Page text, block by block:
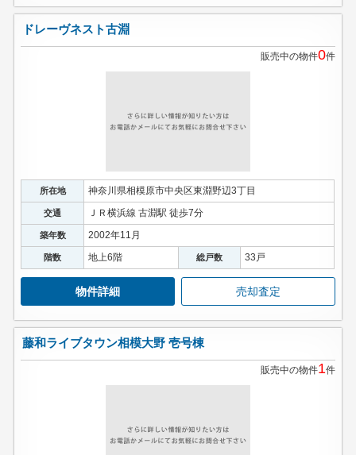
ドレーヴネスト古淵
販売中の物件0件
所在地 神奈川県相模原市中央区東淵野辺3丁目
交通 ＪＲ横浜線 古淵駅 徒歩7分
築年数 2002年11月
階数 地上6階 総戸数 33戸
物件詳細 売却査定
藤和ライブタウン相模大野 壱号棟
販売中の物件1件